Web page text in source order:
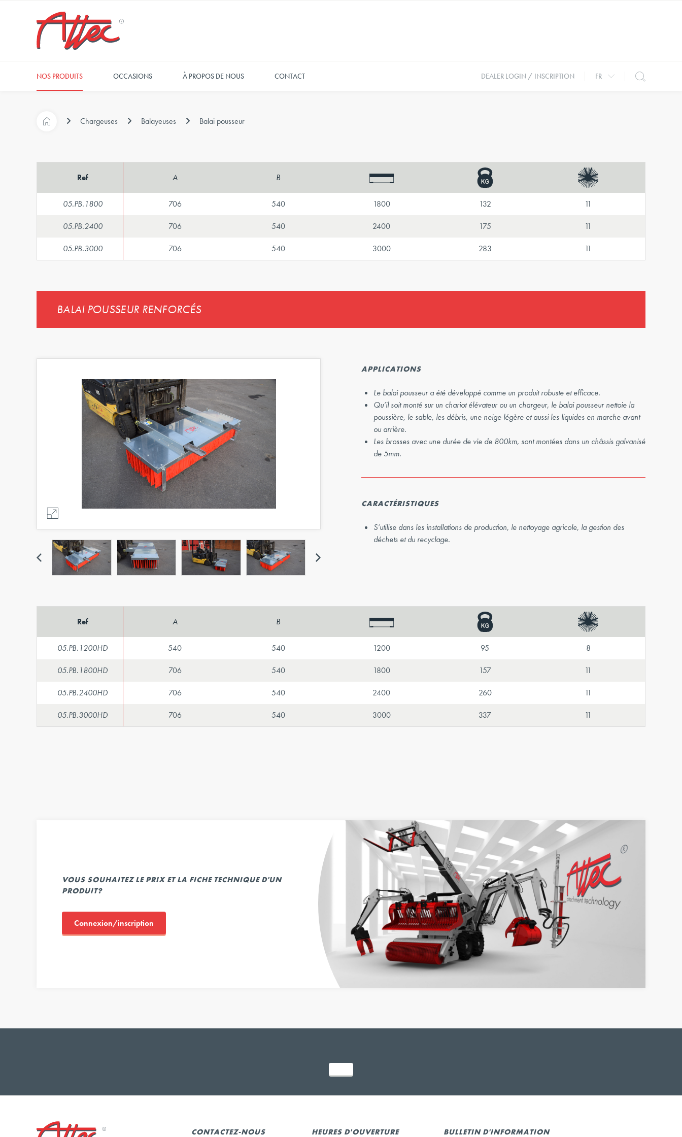
NOS PRODUITS OCCASIONS À PROPOS DE NOUS CONTACT DEALER LOGIN / INSCRIPTION FR
Chargeuses Balayeuses Balai pousseur
Ref A B
05.PB.1800 706 540 1800 132 11
05.PB.2400 706 540 2400 175 11
05.PB.3000 706 540 3000 283 11
BALAI POUSSEUR RENFORCÉS
APPLICATIONS
Le balai pousseur a été développé comme un produit robuste et efficace.
Qu’il soit monté sur un chariot élévateur ou un chargeur, le balai pousseur nettoie la
poussière, le sable, les débris, une neige légère et aussi les liquides en marche avant
ou arrière.
Les brosses avec une durée de vie de 800km, sont montées dans un châssis galvanisé
de 5mm.
CARACTÉRISTIQUES
S’utilise dans les installations de production, le nettoyage agricole, la gestion des
déchets et du recyclage.
Ref A B
05.PB.1200HD 540 540 1200 95 8
05.PB.1800HD 706 540 1800 157 11
05.PB.2400HD 706 540 2400 260 11
05.PB.3000HD 706 540 3000 337 11
VOUS SOUHAITEZ LE PRIX ET LA FICHE TECHNIQUE D'UN
PRODUIT?
Connexion/inscription
CONTACTEZ-NOUS HEURES D'OUVERTURE BULLETIN D'INFORMATION